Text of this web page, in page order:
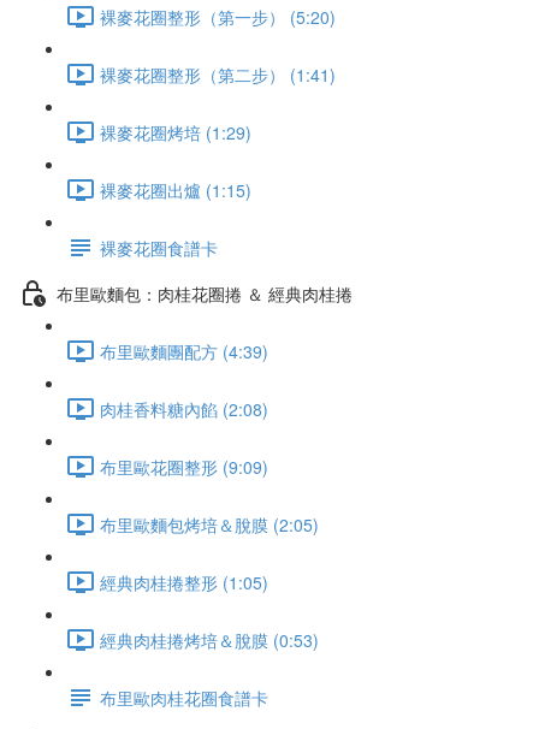
裸麥花圈整形（第一步） (5:20)
裸麥花圈整形（第二步） (1:41)
裸麥花圈烤培 (1:29)
裸麥花圈出爐 (1:15)
裸麥花圈食譜卡
布里歐麵包：肉桂花圈捲 ＆ 經典肉桂捲
布里歐麵團配方 (4:39)
肉桂香料糖內餡 (2:08)
布里歐花圈整形 (9:09)
布里歐麵包烤培＆脫膜 (2:05)
經典肉桂捲整形 (1:05)
經典肉桂捲烤培＆脫膜 (0:53)
布里歐肉桂花圈食譜卡